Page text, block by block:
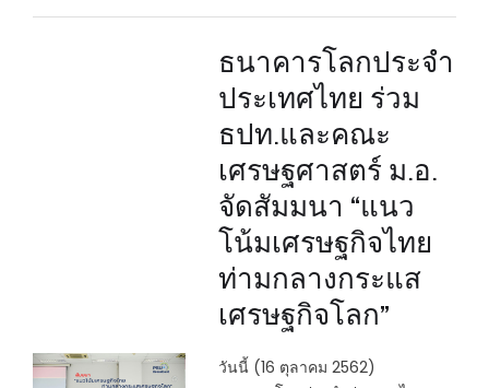
ธนาคารโลกประจำ
ประเทศไทย ร่วม
ธปท.และคณะ
เศรษฐศาสตร์ ม.อ.
จัดสัมมนา “แนว
โน้มเศรษฐกิจไทย
ท่ามกลางกระแส
เศรษฐกิจโลก”
วันนี้ (16 ตุลาคม 2562)